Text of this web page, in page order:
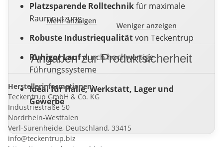
Platzsparende Rolltechnikfür maximale
Raumnutzung
Robuste Industriequalitätvon Teckentrup
Ruhiger Laufdurch hochwertige
Führungssysteme
Ideal für Halle, Werkstatt, Lager und
Gewerbe
Mehr anzeigen
Weniger anzeigen
Angaben zur Produktsicherheit
Herstellerinformationen:
Teckentrup GmbH & Co. KG
Industriestraße 50
Nordrhein-Westfalen
Verl-Sürenheide, Deutschland, 33415
info@teckentrup.biz